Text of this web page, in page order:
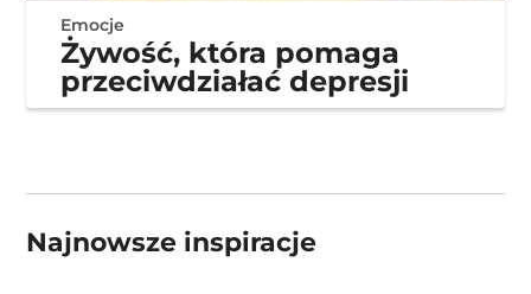
Emocje
Żywość, która pomaga
przeciwdziałać depresji
Najnowsze inspiracje